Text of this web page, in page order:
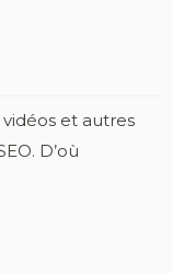
et autres
D’où